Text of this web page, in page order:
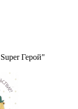
Герой"